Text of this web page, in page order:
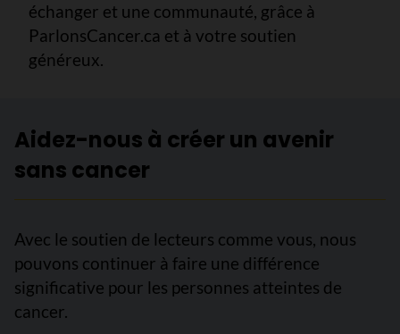
échanger et une communauté, grâce à
ParlonsCancer.ca et à votre soutien
généreux.
Aidez-nous à créer un avenir
sans cancer
Avec le soutien de lecteurs comme vous, nous
pouvons continuer à faire une différence
significative pour les personnes atteintes de
cancer.